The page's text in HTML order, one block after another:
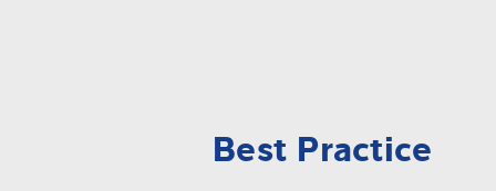
Best Practice